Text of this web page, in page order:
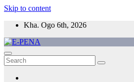
Skip to content
Kha. Ogo 6th, 2026
E-PENA
Berita Digital Terkini